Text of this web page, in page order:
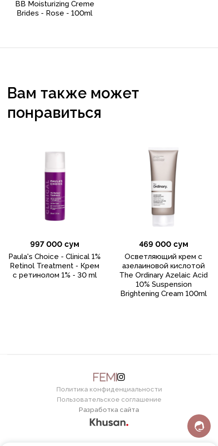
BB Moisturizing Creme
Brides - Rose - 100ml
Вам также может
понравиться
997 000 сум
Paula's Choice - Clinical 1%
Retinol Treatment - Крем
с ретинолом 1% - 30 ml
469 000 сум
Осветляющий крем с
азелаиновой кислотой
The Ordinary Azelaic Acid
10% Suspension
Brightening Cream 100ml
Политика конфиденциальности
Пользовательское соглашение
Разработка сайта